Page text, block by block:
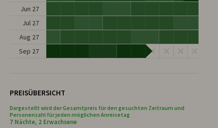
Jun 27
Jul 27
Aug 27
Sep 27
PREISÜBERSICHT
Dargestellt wird der Gesamtpreis für den gesuchten Zeitraum und
Personenzahl für jeden möglichen Anreisetag
7 Nächte, 2 Erwachsene